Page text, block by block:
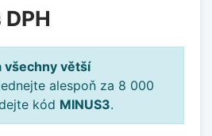
DPH
všechny větší
alespoň za 8 000
kód MINUS3.